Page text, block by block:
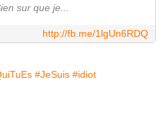
sur que je...
http://fb.me/1lgUn6RDQ
#JeSuis #idiot